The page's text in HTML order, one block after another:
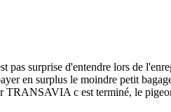
surprise d'entendre lors de
en surplus le moindre petit
TRANSAVIA c est terminé, le